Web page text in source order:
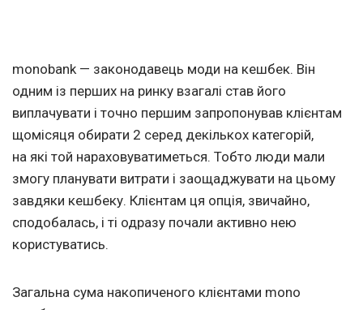
monobank — законодавець моди на кешбек. Він
одним із перших на ринку взагалі став його
виплачувати і точно першим запропонував клієнтам
щомісяця обирати 2 серед декількох категорій,
на які той нараховуватиметься. Тобто люди мали
змогу планувати витрати і заощаджувати на цьому
завдяки кешбеку. Клієнтам ця опція, звичайно,
сподобалась, і ті одразу почали активно нею
користуватись.
Загальна сума накопиченого клієнтами mono